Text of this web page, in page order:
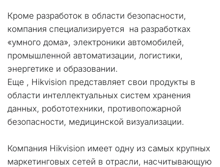
Кроме разработок в области безопасности,
компания специализируется  на разработках
«умного дома», электроники автомобилей,
промышленной автоматизации, логистики,
энергетике и образовании.
Еще , Hikvision представляет свои продукты в
области интеллектуальных систем хранения
данных, робототехники, противопожарной
безопасности, медицинской визуализации.
Компания Hikvision имеет одну из самых крупных
маркетинговых сетей в отрасли, насчитывающую